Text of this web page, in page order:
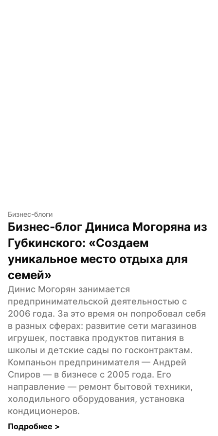
Бизнес-блоги
Бизнес-блог Диниса Могоряна из
Губкинского: «Создаем
уникальное место отдыха для
семей»
Динис Могорян занимается
предпринимательской деятельностью с
2006 года. За это время он попробовал себя
в разных сферах: развитие сети магазинов
игрушек, поставка продуктов питания в
школы и детские сады по госконтрактам.
Компаньон предпринимателя — Андрей
Спиров — в бизнесе с 2005 года. Его
направление — ремонт бытовой техники,
холодильного оборудования, установка
кондиционеров.
Подробнее >